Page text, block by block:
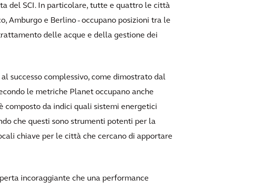
del SCI. In particolare, tutte e quattro le città
Amburgo e Berlino - occupano posizioni tra le
delle acque e della gestione dei
successo complessivo, come dimostrato dal
le metriche Planet occupano anche
composto da indici quali sistemi energetici
che questi sono strumenti potenti per la
chiave per le città che cercano di apportare
incoraggiante che una performance